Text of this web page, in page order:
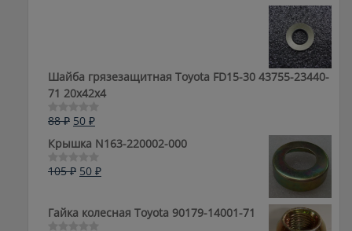
Шайба грязезащитная Toyota FD15-30 43755-23440-
71 20x42x4
Оценка
из
88₽ Первоначальная
цена
составляла
88 ₽.
50 ₽Текущая
цена:
50 ₽.
Крышка N163-220002-000
Оценка
5
105₽ Первоначальная
105 ₽.
50 ₽Текущая
Гайка колесная Toyota 90179-14001-71